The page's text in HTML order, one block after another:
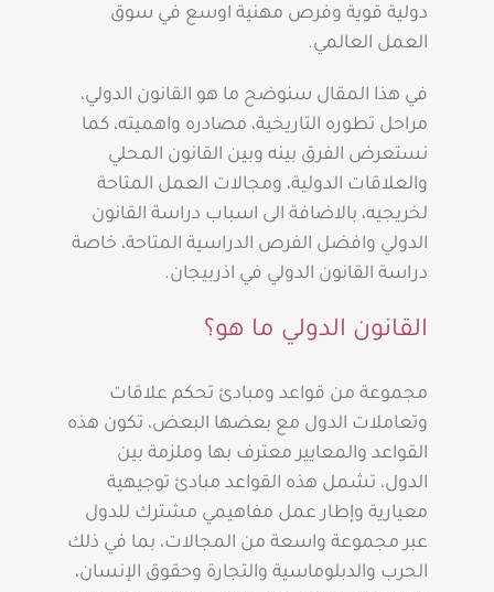
دولية قوية وفرص مهنية اوسع في سوق
العمل العالمي.
في هذا المقال سنوضح ما هو القانون الدولي،
مراحل تطوره التاريخية، مصادره واهميته، كما
نستعرض الفرق بينه وبين القانون المحلي
والعلاقات الدولية، ومجالات العمل المتاحة
لخريجيه، بالاضافة الى اسباب دراسة القانون
الدولي وافضل الفرص الدراسية المتاحة، خاصة
دراسة القانون الدولي في اذربيجان.
القانون الدولي ما هو؟
مجموعة من قواعد ومبادئ تحكم علاقات
وتعاملات الدول مع بعضها البعض، تكون هذه
القواعد والمعايير معترف بها وملزمة بين
الدول، تشمل هذه القواعد مبادئ توجيهية
معيارية وإطار عمل مفاهيمي مشترك للدول
عبر مجموعة واسعة من المجالات، بما في ذلك
الحرب والدبلوماسية والتجارة وحقوق الإنسان،